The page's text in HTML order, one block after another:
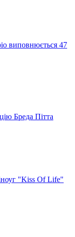
виповнюється 47
Бреда Пітта
"Kiss Of Life"